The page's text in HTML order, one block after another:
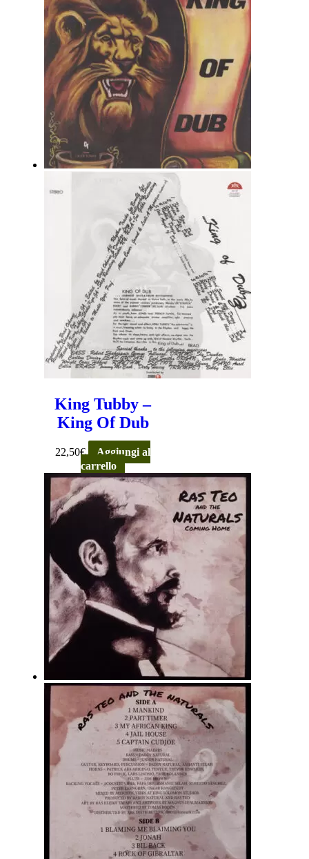
King Tubby –
King Of Dub
22,50€
Aggiungi al
carrello